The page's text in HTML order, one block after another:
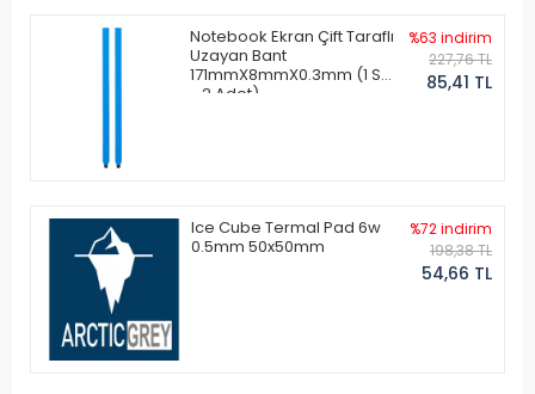
Notebook Ekran Çift Taraflı
Uzayan Bant
171mmX8mmX0.3mm (1 Set
- 2 Adet)
%63 indirim
227,76 TL
85,41 TL
Ice Cube Termal Pad 6w
0.5mm 50x50mm
%72 indirim
198,38 TL
54,66 TL